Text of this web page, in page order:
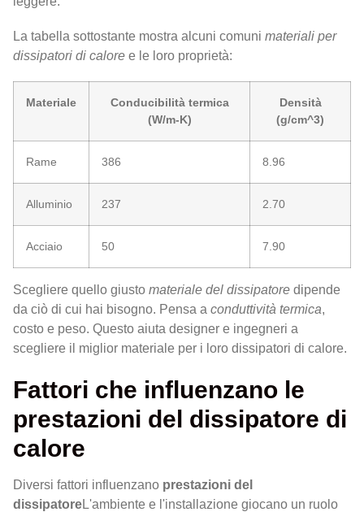
La tabella sottostante mostra alcuni comuni materiali per
dissipatori di calore e le loro proprietà:
Materiale
Conducibilità termica
(W/m-K)
Densità
(g/cm^3)
Rame 386 8.96
Alluminio 237 2.70
Acciaio 50 7.90
Scegliere quello giusto materiale del dissipatore dipende
da ciò di cui hai bisogno. Pensa a conduttività termica,
costo e peso. Questo aiuta designer e ingegneri a
scegliere il miglior materiale per i loro dissipatori di calore.
Fattori che influenzano le
prestazioni del dissipatore di
calore
Diversi fattori influenzano prestazioni del
dissipatoreL'ambiente e l'installazione giocano un ruolo